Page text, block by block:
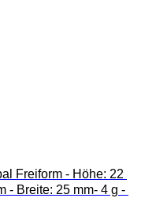
Freiform - Höhe: 22
- Breite: 25 mm- 4 g -